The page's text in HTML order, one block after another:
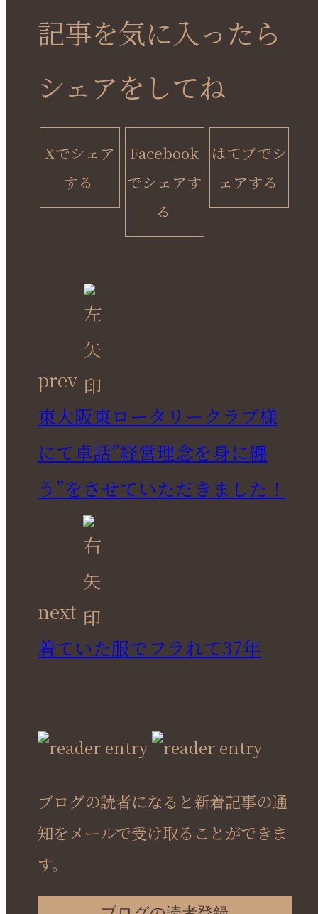
記事を気に入ったら
シェアをしてね
Xでシェア
する
Facebook
でシェアす
る
はてブでシ
ェアする
prev
東大阪東ロータリークラブ様
にて卓話”経営理念を身に纏
う”をさせていただきました！
next
着ていた服でフラれて37年
ブログの読者になると新着記事の通
知をメールで受け取ることができま
す。